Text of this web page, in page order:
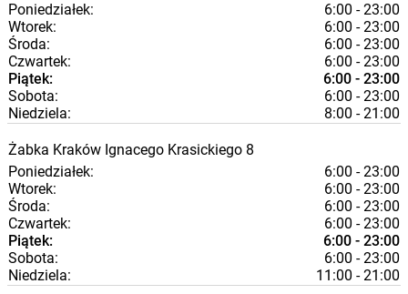
Poniedziałek:
6:00 - 23:00
Wtorek:
6:00 - 23:00
Środa:
6:00 - 23:00
Czwartek:
6:00 - 23:00
Piątek:
6:00 - 23:00
Sobota:
6:00 - 23:00
Niedziela:
8:00 - 21:00
Żabka Kraków Ignacego Krasickiego 8
Poniedziałek:
6:00 - 23:00
Wtorek:
6:00 - 23:00
Środa:
6:00 - 23:00
Czwartek:
6:00 - 23:00
Piątek:
6:00 - 23:00
Sobota:
6:00 - 23:00
Niedziela:
11:00 - 21:00